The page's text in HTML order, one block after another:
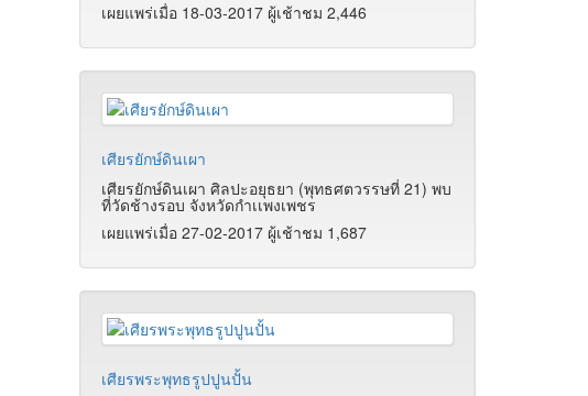
เผยแพร่เมื่อ 18-03-2017 ผู้เช้าชม 2,446
เศียรยักษ์ดินเผา
เศียรยักษ์ดินเผา ศิลปะอยุธยา (พุทธศตวรรษที่ 21) พบ
ที่วัดช้างรอบ จังหวัดกำเเพงเพชร
เผยแพร่เมื่อ 27-02-2017 ผู้เช้าชม 1,687
เศียรพระพุทธรูปปูนปั้น